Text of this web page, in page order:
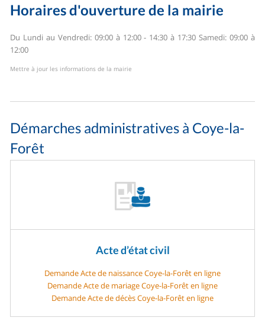
Horaires d'ouverture de la mairie
Du Lundi au Vendredi: 09:00 à 12:00 - 14:30 à 17:30 Samedi: 09:00 à
12:00
Mettre à jour les informations de la mairie
Démarches administratives à Coye-la-
Forêt
Acte d’état civil
Demande Acte de naissance Coye-la-Forêt en ligne
Demande Acte de mariage Coye-la-Forêt en ligne
Demande Acte de décès Coye-la-Forêt en ligne